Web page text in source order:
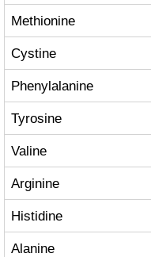
Methionine
Cystine
Phenylalanine
Tyrosine
Valine
Arginine
Histidine
Alanine